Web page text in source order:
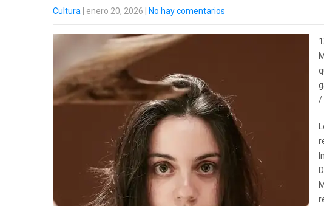
Cultura | enero 20, 2026 No hay comentarios
/